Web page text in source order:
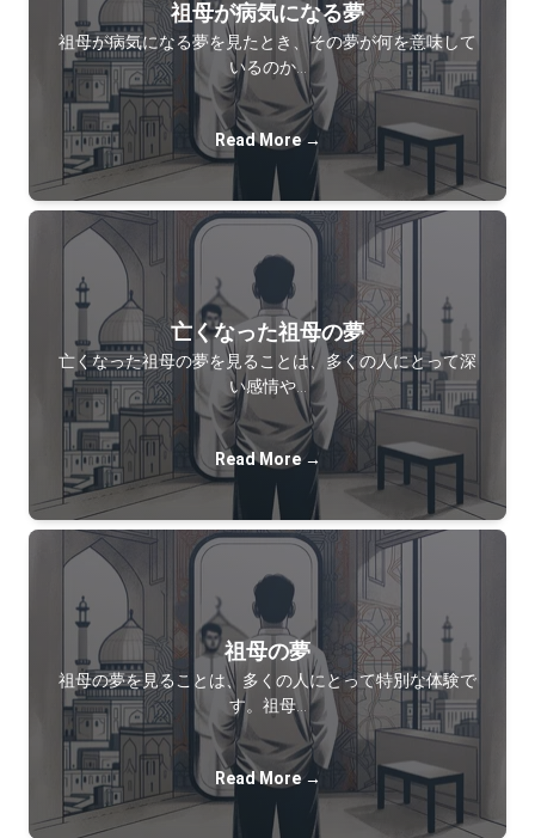
祖母が病気になる夢
祖母が病気になる夢を見たとき、その夢が何を意味して
いるのか…
Read More →
亡くなった祖母の夢
亡くなった祖母の夢を見ることは、多くの人にとって深
い感情や…
Read More →
祖母の夢
祖母の夢を見ることは、多くの人にとって特別な体験で
す。祖母…
Read More →